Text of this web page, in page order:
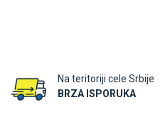
Na teritoriji cele Srbije
BRZA ISPORUKA